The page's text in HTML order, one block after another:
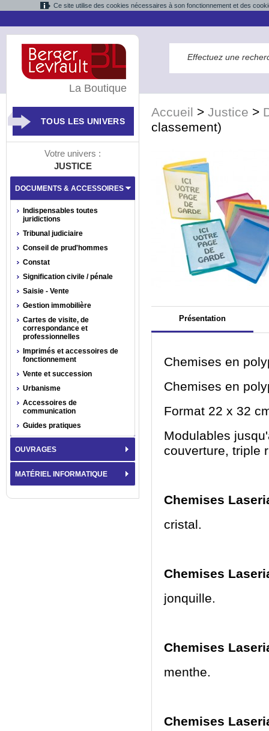
Ce site utilise des cookies nécessaires à son fonctionnement et des
Accueil > Justice >
classement)
Présentation
Chemises en
Chemises en
Format 22 x 32
Modulables
couverture, triple
Chemises
cristal.
Chemises
jonquille.
Chemises
menthe.
Chemises
La Boutique
TOUS LES UNIVERS
Votre univers :
JUSTICE
DOCUMENTS & ACCESSOIRES
Indispensables toutes
juridictions
Tribunal judiciaire
Conseil de prud'hommes
Constat
Signification civile / pénale
Saisie - Vente
Gestion immobilière
Cartes de visite, de
correspondance et
professionnelles
Imprimés et accessoires de
fonctionnement
Vente et succession
Urbanisme
Accessoires de
communication
Guides pratiques
OUVRAGES
MATÉRIEL INFORMATIQUE